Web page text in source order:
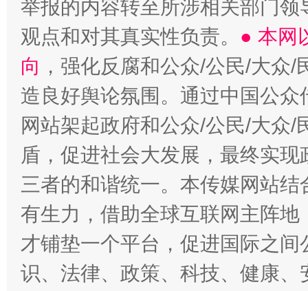
举报的内容转至所涉相关部门
观点和对其真实性负责。 ● 本网
向 ，强化反腐和公众/公民/大众
造良好舆论氛围。通过中国公
网站架起政府和公众/公民/大众
盾，促进社会大发展，最终实
三者的和谐统一。本传媒网站
有生力，借助全球互联网主阵
才铺垫一个平台，促进国际之
识、法律、政策、科技、健康